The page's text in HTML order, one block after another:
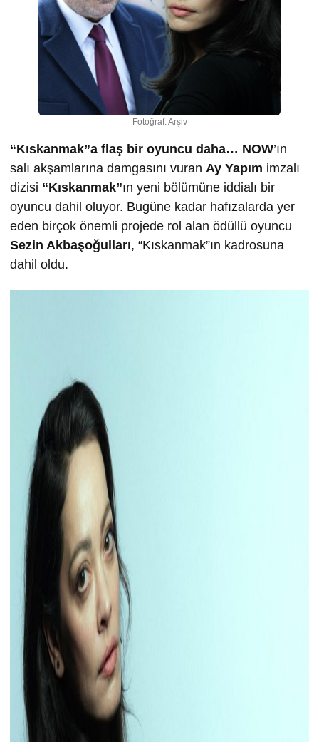
Fotoğraf: Arşiv
“Kıskanmak”a flaş bir oyuncu daha… NOW’ın
salı akşamlarına damgasını vuran Ay Yapım imzalı
dizisi “Kıskanmak”ın yeni bölümüne iddialı bir
oyuncu dahil oluyor. Bugüne kadar hafızalarda yer
eden birçok önemli projede rol alan ödüllü oyuncu
Sezin Akbaşoğulları, “Kıskanmak”ın kadrosuna
dahil oldu.